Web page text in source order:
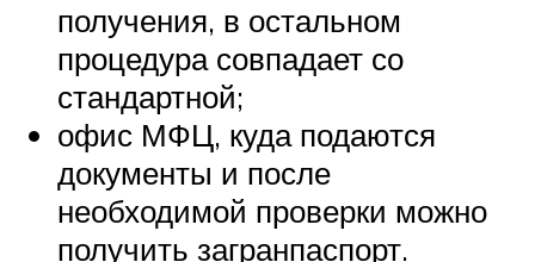
получения, в остальном
процедура совпадает со
стандартной;
офис МФЦ, куда подаются
документы и после
необходимой проверки можно
получить загранпаспорт.